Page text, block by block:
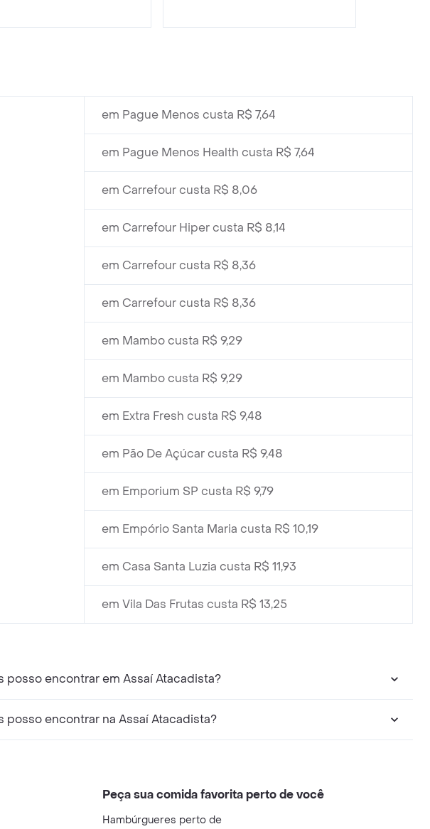
em Pague Menos custa R$ 7,64
em Pague Menos Health custa R$ 7,64
em Carrefour custa R$ 8,06
em Carrefour Hiper custa R$ 8,14
em Carrefour custa R$ 8,36
em Carrefour custa R$ 8,36
em Mambo custa R$ 9,29
em Mambo custa R$ 9,29
em Extra Fresh custa R$ 9,48
em Pão De Açúcar custa R$ 9,48
em Emporium SP custa R$ 9,79
em Empório Santa Maria custa R$ 10,19
em Casa Santa Luzia custa R$ 11,93
em Vila Das Frutas custa R$ 13,25
encontrar em Assaí Atacadista?
encontrar na Assaí Atacadista?
Peça sua comida favorita perto de você
Hambúrgueres perto de